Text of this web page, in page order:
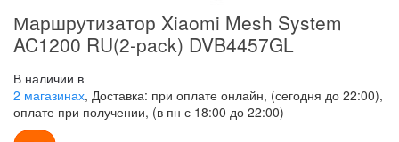
Маршрутизатор Xiaomi Mesh System
AC1200 RU(2-pack) DVB4457GL
В наличии в
2 магазинах, Доставка: при оплате онлайн, (сегодня до 22:00),
оплате при получении, (в пн с 18:00 до 22:00)